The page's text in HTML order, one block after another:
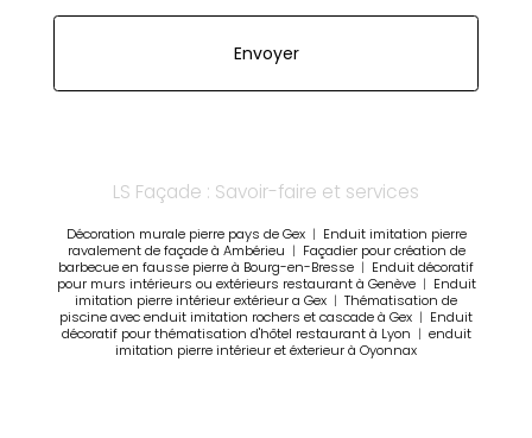
LS Façade : Savoir-faire et services
Décoration murale pierre pays de Gex| Enduit imitation pierre
ravalement de façade à Ambérieu | Façadier pour création de
barbecue en fausse pierre à Bourg-en-Bresse | Enduit décoratif
pour murs intérieurs ou extérieurs restaurant à Genève| Enduit
imitation pierre intérieur extérieur a Gex | Thématisation de
piscine avec enduit imitation rochers et cascade à Gex | Enduit
décoratif pour thématisation d'hôtel restaurant à Lyon | enduit
imitation pierre intérieur et éxterieur à Oyonnax